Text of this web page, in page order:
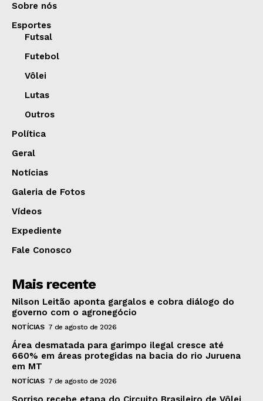
Sobre nós
Esportes
Futsal
Futebol
Vôlei
Lutas
Outros
Política
Geral
Notícias
Galeria de Fotos
Vídeos
Expediente
Fale Conosco
Mais recente
Nilson Leitão aponta gargalos e cobra diálogo do
governo com o agronegócio
NOTÍCIAS 7 de agosto de 2026
Área desmatada para garimpo ilegal cresce até
660% em áreas protegidas na bacia do rio Juruena
em MT
NOTÍCIAS 7 de agosto de 2026